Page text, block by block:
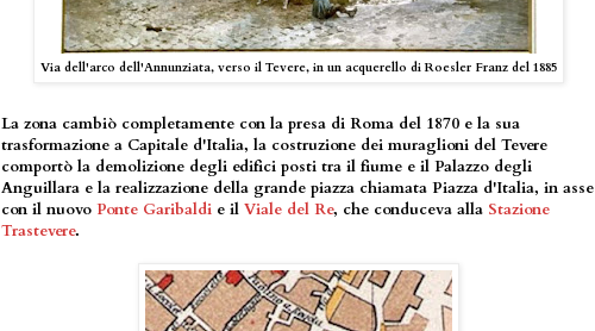
Via dell'arco dell'Annunziata, verso il Tevere, in un acquerello di Roesler Franz del 1885
La zona cambiò completamente con la presa di Roma del 1870 e la sua
trasformazione a Capitale d'Italia, la costruzione dei muraglioni del Tevere
comportò la demolizione degli edifici posti tra il fiume e il Palazzo degli
Anguillara e la realizzazione della grande piazza chiamata Piazza d'Italia, in asse
con il nuovo Ponte Garibaldi e il Viale del Re, che conduceva alla Stazione
Trastevere.